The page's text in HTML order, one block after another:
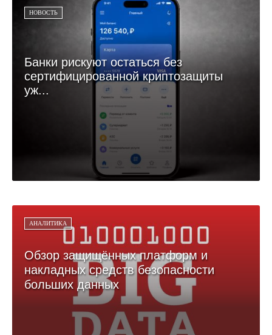
НОВОСТЬ
Банки рискуют остаться без
сертифицированной криптозащиты
уж...
АНАЛИТИКА
Обзор защищённых платформ и
накладных средств безопасности
больших данных